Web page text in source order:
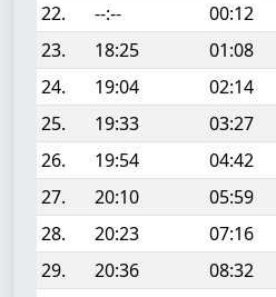
22.
--:-- 00:12
23.
18:25 01:08
24.
19:04 02:14
25.
19:33 03:27
26.
19:54 04:42
27.
20:10 05:59
28.
20:23 07:16
29.
20:36 08:32